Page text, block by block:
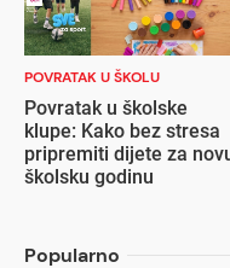
POVRATAK U ŠKOLU
Povratak u školske
klupe: Kako bez stresa
pripremiti dijete za
školsku godinu
Popularno